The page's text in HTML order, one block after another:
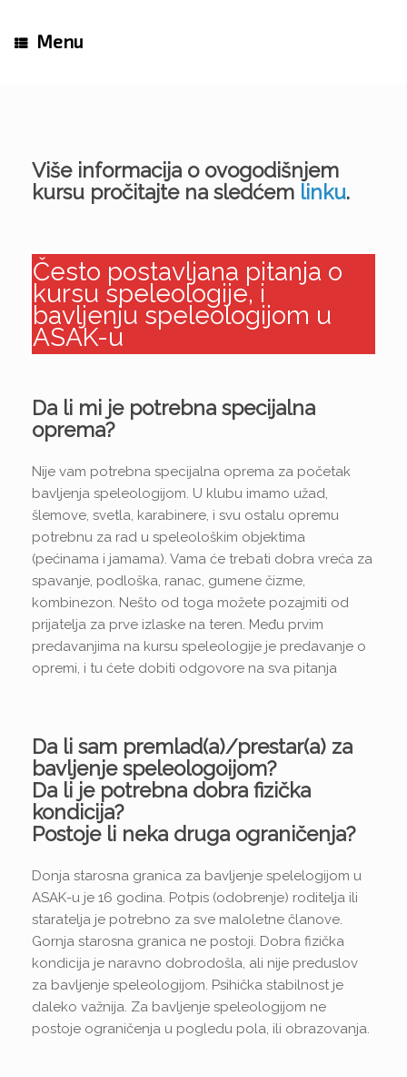
content Menu
Više informacija o ovogodišnjem
kursu pročitajte na sledćem linku.
Često postavljana pitanja o
kursu speleologije, i
bavljenju speleologijom u
ASAK-u
Da li mi je potrebna specijalna
oprema?
Nije vam potrebna specijalna oprema za početak
bavljenja speleologijom. U klubu imamo užad,
šlemove, svetla, karabinere, i svu ostalu opremu
potrebnu za rad u speleološkim objektima
(pećinama i jamama). Vama će trebati dobra vreća za
spavanje, podloška, ranac, gumene čizme,
kombinezon. Nešto od toga možete pozajmiti od
prijatelja za prve izlaske na teren. Među prvim
predavanjima na kursu speleologije je predavanje o
opremi, i tu ćete dobiti odgovore na sva pitanja
Da li sam premlad(a)/prestar(a) za
bavljenje speleologoijom?
Da li je potrebna dobra fizička
kondicija?
Postoje li neka druga ograničenja?
Donja starosna granica za bavljenje spelelogijom u
ASAK-u je 16 godina. Potpis (odobrenje) roditelja ili
staratelja je potrebno za sve maloletne članove.
Gornja starosna granica ne postoji. Dobra fizička
kondicija je naravno dobrodošla, ali nije preduslov
za bavljenje speleologijom. Psihička stabilnost je
daleko važnija. Za bavljenje speleologijom ne
postoje ograničenja u pogledu pola, ili obrazovanja.